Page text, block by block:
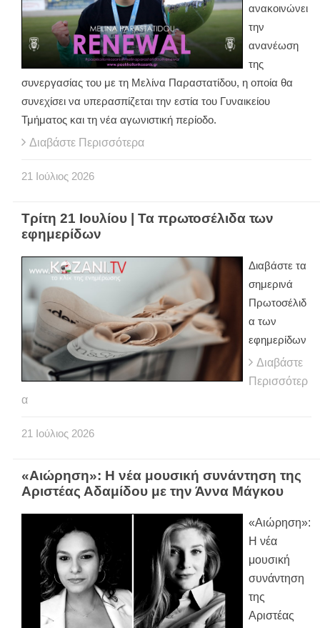
ανακοινώνει
την
ανανέωση
της
συνεργασίας του με τη Μελίνα Παραστατίδου, η οποία θα
συνεχίσει να υπερασπίζεται την εστία του Γυναικείου
Τμήματος και τη νέα αγωνιστική περίοδο.
Διαβάστε Περισσότερα
21 Ιούλιος 2026
Τρίτη 21 Ιουλίου | Τα πρωτοσέλιδα των
εφημερίδων
Διαβάστε τα
σημερινά
Πρωτοσέλιδ
α των
εφημερίδων
Διαβάστε
Περισσότερ
α
21 Ιούλιος 2026
«Αιώρηση»: Η νέα μουσική συνάντηση της
Αριστέας Αδαμίδου με την Άννα Μάγκου
«Αιώρηση»:
Η νέα
μουσική
συνάντηση
της
Αριστέας